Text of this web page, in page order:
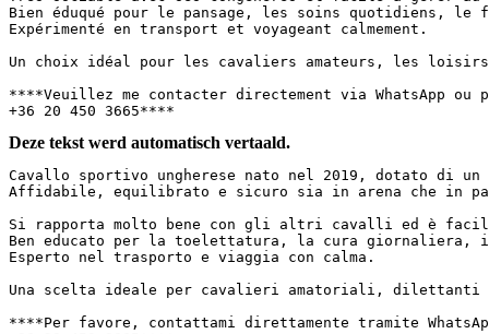
Bien éduqué pour le pansage, les soins quotidiens,
Expérimenté en transport et voyageant calmement.
Un choix idéal pour les cavaliers amateurs, les
****Veuillez me contacter directement via WhatsApp
+36 20 450 3665****
Deze tekst werd automatisch vertaald.
Cavallo sportivo ungherese nato nel 2019, dotato di
Affidabile, equilibrato e sicuro sia in arena che in
Si rapporta molto bene con gli altri cavalli ed è
Ben educato per la toelettatura, la cura
Esperto nel trasporto e viaggia con calma.
Una scelta ideale per cavalieri amatoriali,
****Per favore, contattami direttamente tramite